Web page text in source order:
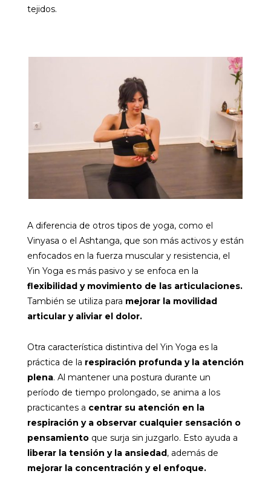
tejidos.
A diferencia de otros tipos de yoga, como el
Vinyasa o el Ashtanga, que son más activos y están
enfocados en la fuerza muscular y resistencia, el
Yin Yoga es más pasivo y se enfoca en la
flexibilidad y movimiento de las articulaciones.
También se utiliza para mejorar la movilidad
articular y aliviar el dolor.
Otra característica distintiva del Yin Yoga es la
práctica de la respiración profunda y la atención
plena. Al mantener una postura durante un
período de tiempo prolongado, se anima a los
practicantes a centrar su atención en la
respiración y a observar cualquier sensación o
pensamientoque surja sin juzgarlo. Esto ayuda a
liberar la tensión y la ansiedad, además de
mejorar la concentración y el enfoque.